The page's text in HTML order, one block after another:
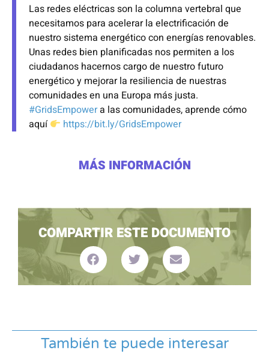
MÁS INFORMACIÓN
COMPARTIR ESTE DOCUMENTO
Las redes eléctricas son la columna vertebral que
necesitamos para acelerar la electrificación de
nuestro sistema energético con energías renovables.
Unas redes bien planificadas nos permiten a los
ciudadanos hacernos cargo de nuestro futuro
energético y mejorar la resiliencia de nuestras
comunidades en una Europa más justa.
#GridsEmpowera las comunidades, aprende cómo
aquí
https://bit.ly/GridsEmpower
También te puede interesar